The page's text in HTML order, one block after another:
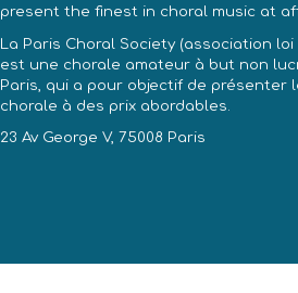
present the finest in choral music at
La Paris Choral Society (association loi
est une chorale amateur à but non
Paris, qui a pour objectif de présenter
chorale à des prix abordables.
23 Av George V, 75008 Paris